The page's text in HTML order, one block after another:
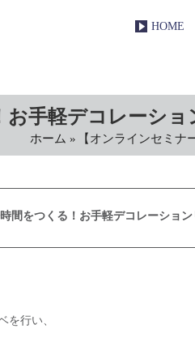
HOME
お手軽デコレーシ
パ
く
ず
ホーム » 【オンラインセミ
間をつくる！お手軽デコレーショ
を行い、